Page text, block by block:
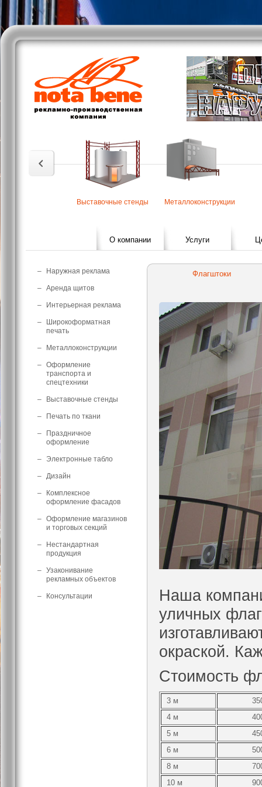
Выставочные стенды Металлоконструкции
О компании Услуги
– Наружная реклама
– Аренда щитов
– Интерьерная реклама
–
Широкоформатная
печать
– Металлоконструкции
– Оформление
транспорта и
спецтехники
– Выставочные стенды
– Печать по ткани
–
Праздничное
оформление
– Электронные табло
– Дизайн
–
Комплексное
оформление фасадов
– Оформление магазинов
и торговых секций
–
Нестандартная
продукция
– Узаконивание
рекламных объектов
– Консультации
Флагштоки
Наша
уличных
окраской.
Стоимость
3 м
4 м
5 м
6 м
8 м
10 м